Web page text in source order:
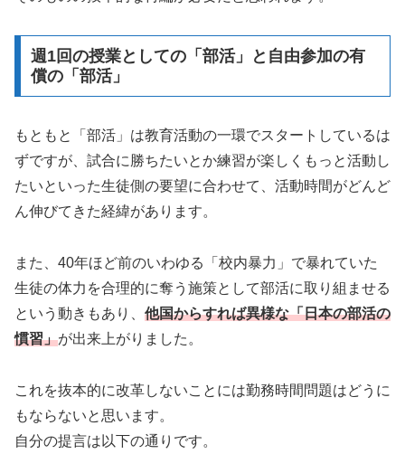
週1回の授業としての「部活」と自由参加の有
償の「部活」
もともと「部活」は教育活動の一環でスタートしているは
ずですが、試合に勝ちたいとか練習が楽しくもっと活動し
たいといった生徒側の要望に合わせて、活動時間がどんど
ん伸びてきた経緯があります。
また、40年ほど前のいわゆる「校内暴力」で暴れていた
生徒の体力を合理的に奪う施策として部活に取り組ませる
という動きもあり、 他国からすれば異様な「日本の部活の
慣習」が出来上がりました。
これを抜本的に改革しないことには勤務時間問題はどうに
もならないと思います。
自分の提言は以下の通りです。